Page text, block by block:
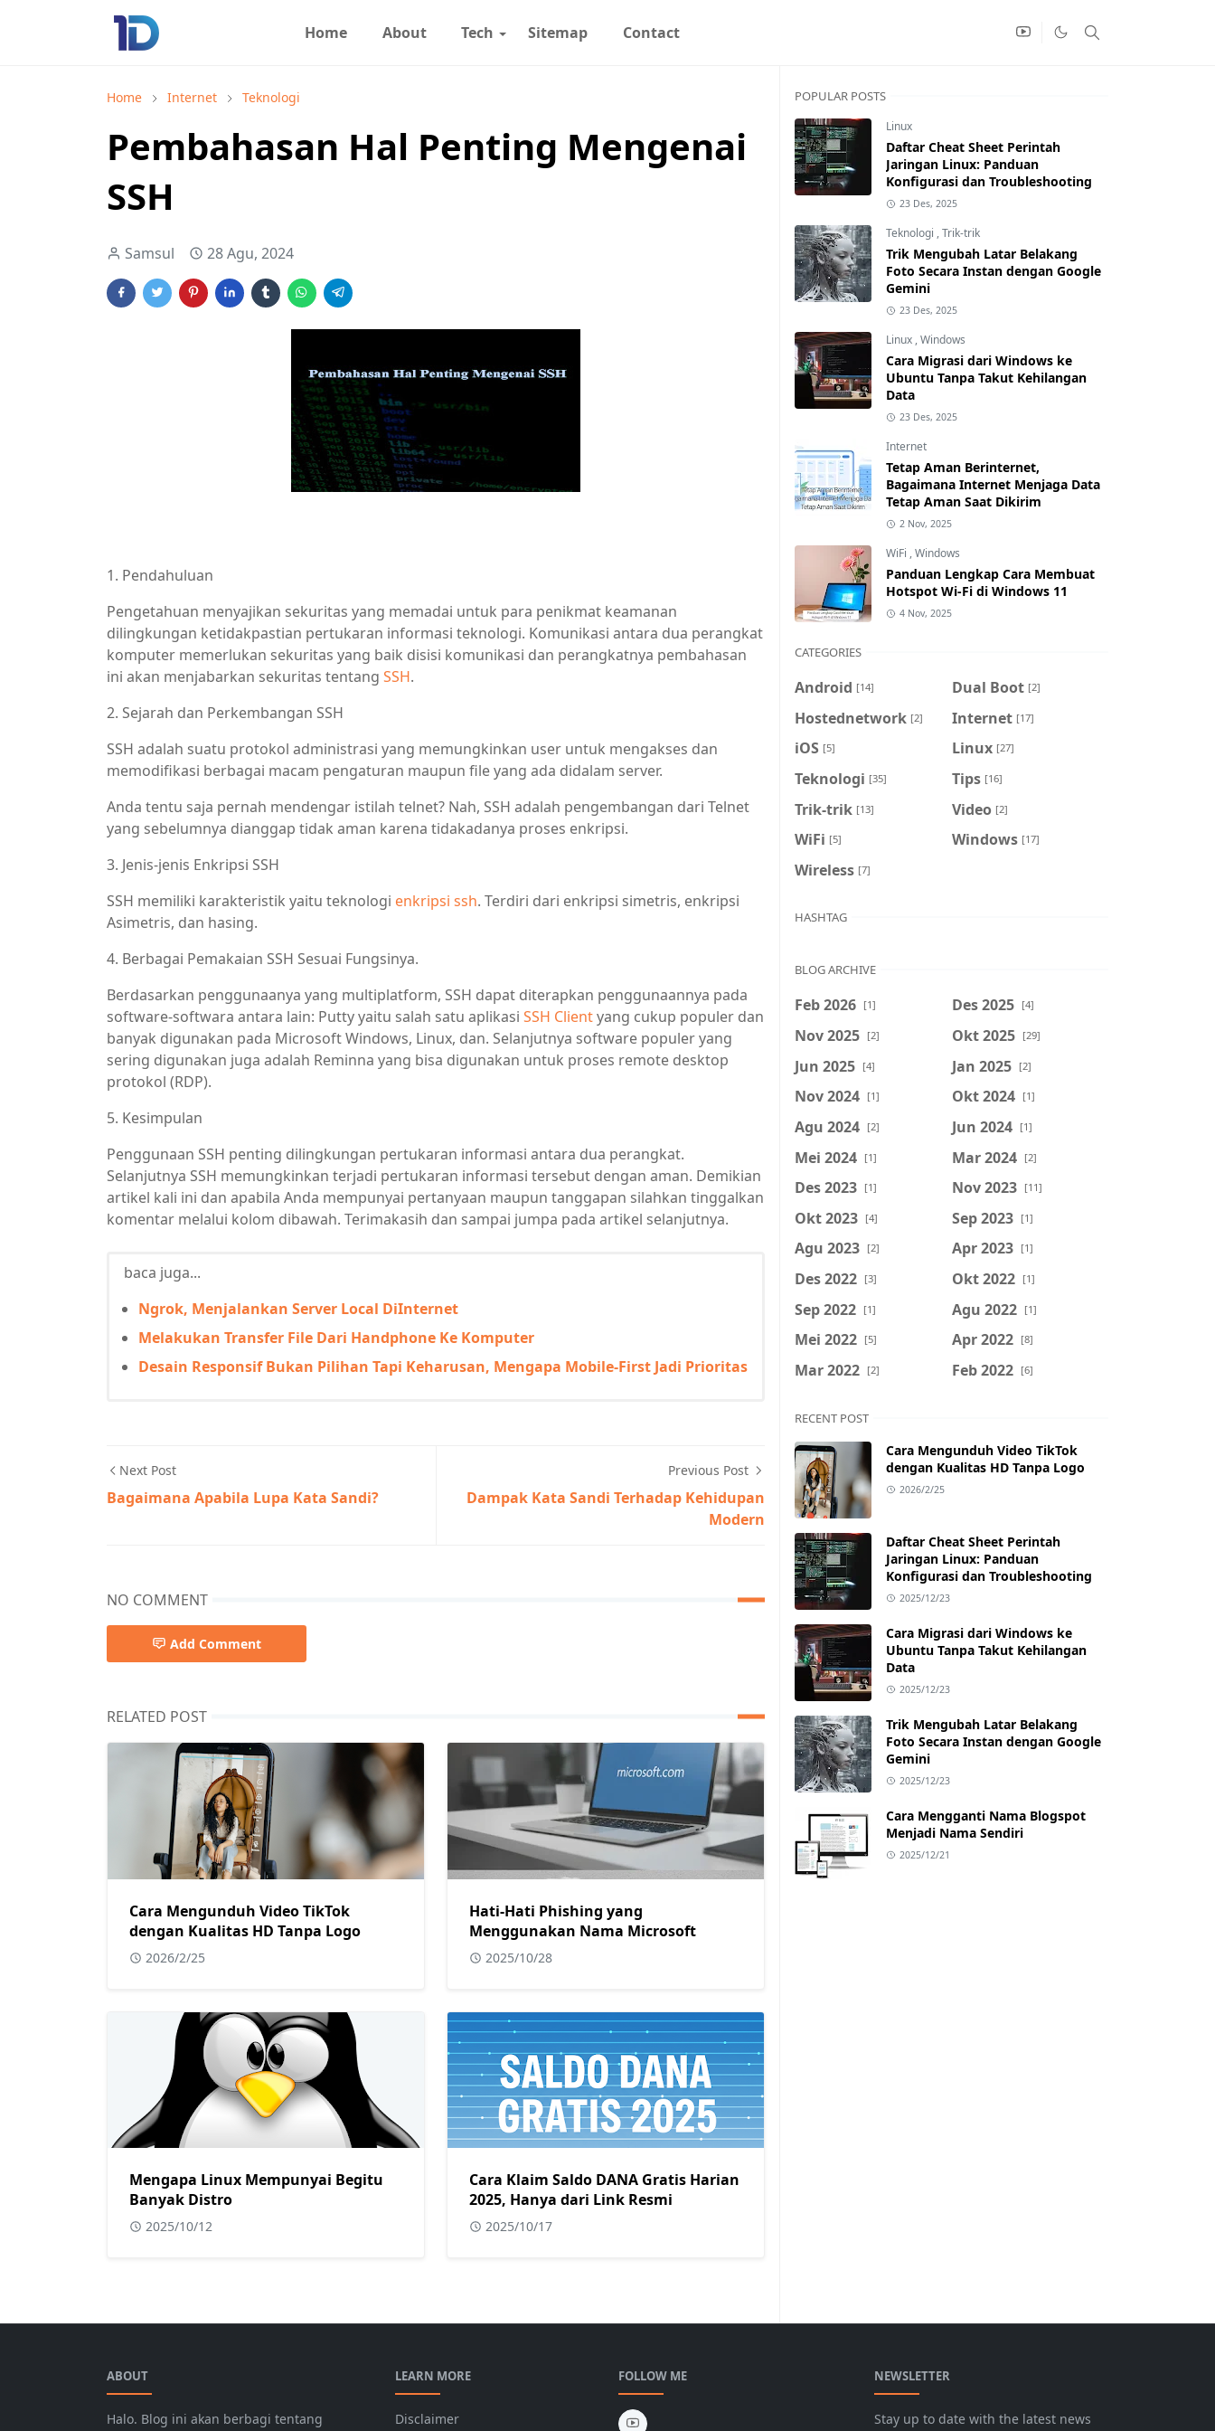
Home About Tech Sitemap Contact
Home Internet Teknologi
Pembahasan Hal Penting Mengenai
SSH
Samsul 28 Agu, 2024
1. Pendahuluan
Pengetahuan menyajikan sekuritas yang memadai untuk para penikmat keamanan
dilingkungan ketidakpastian pertukaran informasi teknologi. Komunikasi antara dua perangkat
komputer memerlukan sekuritas yang baik disisi komunikasi dan perangkatnya pembahasan
ini akan menjabarkan sekuritas tentang SSH.
2. Sejarah dan Perkembangan SSH
SSH adalah suatu protokol administrasi yang memungkinkan user untuk mengakses dan
memodifikasi berbagai macam pengaturan maupun file yang ada didalam server.
Anda tentu saja pernah mendengar istilah telnet? Nah, SSH adalah pengembangan dari Telnet
yang sebelumnya dianggap tidak aman karena tidakadanya proses enkripsi.
3. Jenis-jenis Enkripsi SSH
SSH memiliki karakteristik yaitu teknologi enkripsi ssh. Terdiri dari enkripsi simetris, enkripsi
Asimetris, dan hasing.
4. Berbagai Pemakaian SSH Sesuai Fungsinya.
Berdasarkan penggunaanya yang multiplatform, SSH dapat diterapkan penggunaannya pada
software-softwara antara lain: Putty yaitu salah satu aplikasi SSH Clientyang cukup populer dan
banyak digunakan pada Microsoft Windows, Linux, dan. Selanjutnya software populer yang
sering digunakan juga adalah Reminna yang bisa digunakan untuk proses remote desktop
protokol (RDP).
5. Kesimpulan
Penggunaan SSH penting dilingkungan pertukaran informasi antara dua perangkat.
Selanjutnya SSH memungkinkan terjadi pertukaran informasi tersebut dengan aman. Demikian
artikel kali ini dan apabila Anda mempunyai pertanyaan maupun tanggapan silahkan tinggalkan
komentar melalui kolom dibawah. Terimakasih dan sampai jumpa pada artikel selanjutnya.
baca juga...
Ngrok, Menjalankan Server Local DiInternet
Melakukan Transfer File Dari Handphone Ke Komputer
Desain Responsif Bukan Pilihan Tapi Keharusan, Mengapa Mobile-First Jadi Prioritas
Next Post
Bagaimana Apabila Lupa Kata Sandi?
Previous Post
Dampak Kata Sandi Terhadap Kehidupan
Modern
NO COMMENT
Add Comment
RELATED POST
Cara Mengunduh Video TikTok
dengan Kualitas HD Tanpa Logo
2026/2/25
Hati-Hati Phishing yang
Menggunakan Nama Microsoft
2025/10/28
Mengapa Linux Mempunyai Begitu
Banyak Distro
2025/10/12
Cara Klaim Saldo DANA Gratis Harian
2025, Hanya dari Link Resmi
2025/10/17
POPULAR POSTS
Linux
Daftar Cheat Sheet Perintah
Jaringan Linux: Panduan
Konfigurasi dan Troubleshooting
23 Des, 2025
Teknologi ,Trik-trik
Trik Mengubah Latar Belakang
Foto Secara Instan dengan Google
Gemini
23 Des, 2025
Linux ,Windows
Cara Migrasi dari Windows ke
Ubuntu Tanpa Takut Kehilangan
Data
23 Des, 2025
Internet
Tetap Aman Berinternet,
Bagaimana Internet Menjaga Data
Tetap Aman Saat Dikirim
2 Nov, 2025
WiFi ,Windows
Panduan Lengkap Cara Membuat
Hotspot Wi-Fi di Windows 11
4 Nov, 2025
CATEGORIES
Android [14] Dual Boot [2]
Hostednetwork [2] Internet [17]
iOS [5] Linux [27]
Teknologi [35] Tips [16]
Trik-trik [13] Video [2]
WiFi [5] Windows [17]
Wireless [7]
HASHTAG
BLOG ARCHIVE
Feb 2026 [1] Des 2025 [4]
Nov 2025 [2] Okt 2025 [29]
Jun 2025 [4] Jan 2025 [2]
Nov 2024 [1] Okt 2024 [1]
Agu 2024 [2] Jun 2024 [1]
Mei 2024 [1] Mar 2024 [2]
Des 2023 [1] Nov 2023 [11]
Okt 2023 [4] Sep 2023 [1]
Agu 2023 [2] Apr 2023 [1]
Des 2022 [3] Okt 2022 [1]
Sep 2022 [1] Agu 2022 [1]
Mei 2022 [5] Apr 2022 [8]
Mar 2022 [2] Feb 2022 [6]
RECENT POST
Cara Mengunduh Video TikTok
dengan Kualitas HD Tanpa Logo
2026/2/25
Daftar Cheat Sheet Perintah
Jaringan Linux: Panduan
Konfigurasi dan Troubleshooting
2025/12/23
Cara Migrasi dari Windows ke
Ubuntu Tanpa Takut Kehilangan
Data
2025/12/23
Trik Mengubah Latar Belakang
Foto Secara Instan dengan Google
Gemini
2025/12/23
Cara Mengganti Nama Blogspot
Menjadi Nama Sendiri
2025/12/21
ABOUT
Halo. Blog ini akan berbagi tentang
LEARN MORE
Disclaimer
FOLLOW ME NEWSLETTER
Stay up to date with the latest news